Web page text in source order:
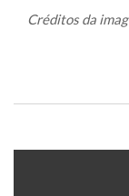
Créditos da